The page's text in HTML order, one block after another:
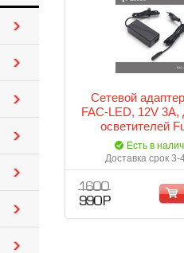
Сетевой
FAC-LED, 12V 3A,
осветителей
Yongnuo
Есть в
Доставка срок 3-
1 600
990 Р